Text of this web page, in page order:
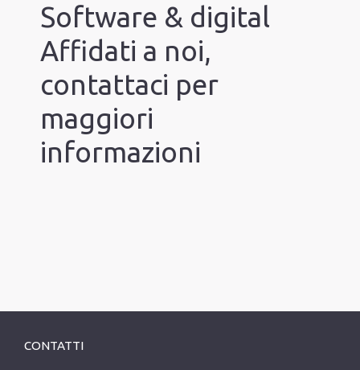
Software & digital
Affidati a noi,
contattaci per
maggiori
informazioni
CONTATTI